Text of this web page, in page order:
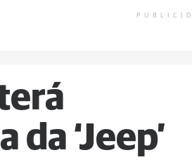
‘Jeep’